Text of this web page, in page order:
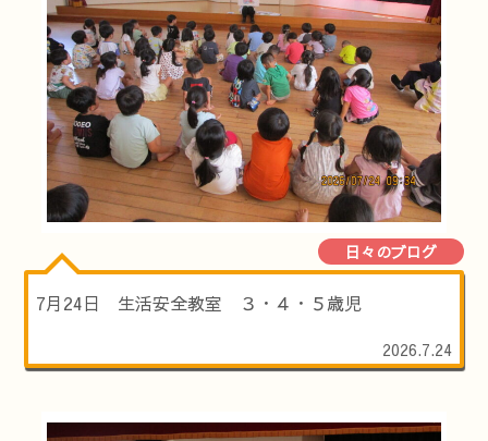
日々のブログ
7月24日 生活安全教室 ３・４・５歳児
2026.7.24